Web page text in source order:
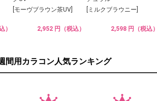
）
[モーヴブラウン茶UV]
2,952 円（税込）
[ミルクブラウニー]
2,598 円（税込）
間用カラコン人気ランキング